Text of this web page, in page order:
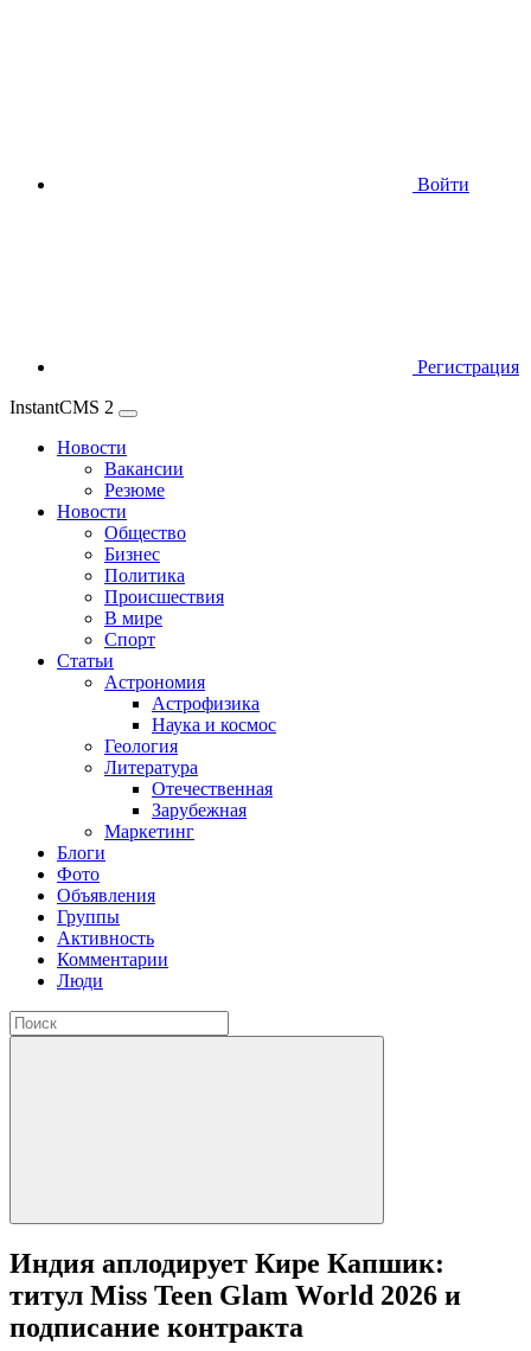
Войти
Регистрация
InstantCMS 2
Новости
Вакансии
Резюме
Новости
Общество
Бизнес
Политика
Происшествия
В мире
Спорт
Статьи
Астрономия
Астрофизика
Наука и космос
Геология
Литература
Отечественная
Зарубежная
Маркетинг
Блоги
Фото
Объявления
Группы
Активность
Комментарии
Люди
Индия аплодирует Кире Капшик:
титул Miss Teen Glam World 2026 и
подписание контракта